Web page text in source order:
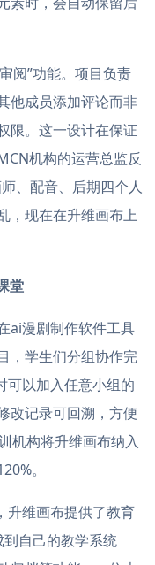
阅”功能。项目负责
他成员添加评论而非
限。这一设计在保证
机构的运营总监反
、配音、后期四个人
，现在在升维画布上
堂
ai漫剧制作软件工具
，学生们分组协作完
可以加入任意小组的
改记录可回溯，方便
机构将升维画布纳入
。
升维画布提供了教育
自己的教学系统